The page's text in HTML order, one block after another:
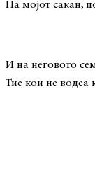
На мојот сакан,
И на неговото
Тие кои не водеа